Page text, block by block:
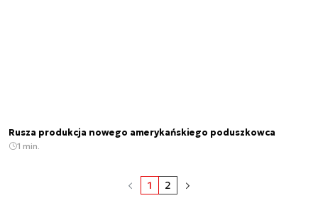
Rusza produkcja nowego amerykańskiego poduszkowca
1 min.
1 2